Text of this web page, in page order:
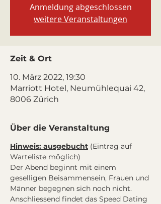
Anmeldung abgeschlossen
weitere Veranstaltungen
Zeit & Ort
10. März 2022, 19:30
Marriott Hotel, Neumühlequai 42,
8006 Zürich
Über die Veranstaltung
Hinweis: ausgebucht (Eintrag auf
Warteliste möglich)
Der Abend beginnt mit einem
geselligen Beisammensein, Frauen und
Männer begegnen sich noch nicht.
Anschliessend findet das Speed Dating